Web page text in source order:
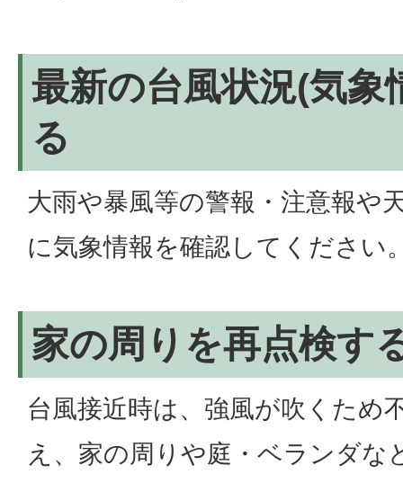
最新の台風状況(気象
る
大雨や暴風等の警報・注意報や
に気象情報を確認してください
家の周りを再点検す
台風接近時は、強風が吹くため
え、家の周りや庭・ベランダな